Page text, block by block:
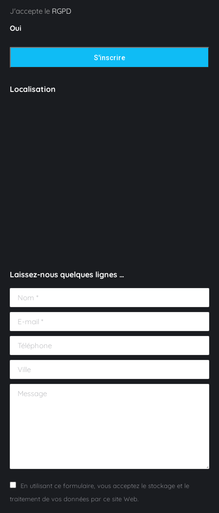
J'accepte le RGPD
Oui
Localisation
Laissez-nous quelques lignes …
Nom *
E-mail *
Téléphone
Ville
Message
En utilisant ce formulaire, vous acceptez le stockage et le
traitement de vos données par ce site Web.